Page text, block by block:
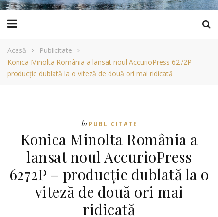
Acasă
Publicitate
Konica Minolta România a lansat noul AccurioPress 6272P –
producție dublată la o viteză de două ori mai ridicată
În PUBLICITATE
Konica Minolta România a
lansat noul AccurioPress
6272P – producție dublată la o
viteză de două ori mai
ridicată